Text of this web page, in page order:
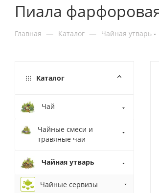
Пиала
Главная — Каталог — Чайная утварь
Каталог
Чай
Чайные смеси и
травяные чаи
Чайная утварь
Чайные сервизы